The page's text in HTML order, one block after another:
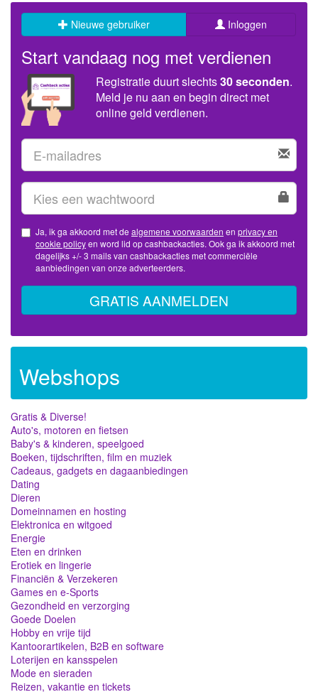
Nieuwe gebruiker Inloggen
Start vandaag nog met verdienen
Registratie duurt slechts30 seconden.
Meld je nu aan en begin direct met
online geld verdienen.
Ja, ik ga akkoord met de algemene voorwaarden en privacy en
cookie policy
dagelijks +/- 3 mails van cashbackacties met commerciële
aanbiedingen van onze adverteerders.
GRATIS AANMELDEN
Webshops
Gratis & Diverse!
Auto's, motoren en fietsen
Baby's & kinderen, speelgoed
Boeken, tijdschriften, film en muziek
Cadeaus, gadgets en dagaanbiedingen
Dating
Dieren
Domeinnamen en hosting
Elektronica en witgoed
Energie
Eten en drinken
Erotiek en lingerie
Financiën & Verzekeren
Games en e-Sports
Gezondheid en verzorging
Goede Doelen
Hobby en vrije tijd
Kantoorartikelen, B2B en software
Loterijen en kansspelen
Mode en sieraden
Reizen, vakantie en tickets